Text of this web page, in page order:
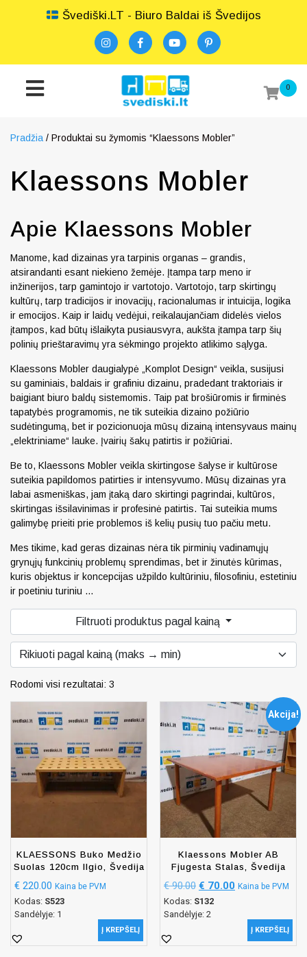
Švediški.LT - Biuro Baldai iš Švedijos
0
Pradžia / Produktai su žymomis “Klaessons Mobler”
Klaessons Mobler
Apie Klaessons Mobler
Manome, kad dizainas yra tarpinis organas – grandis,
atsirandanti esant niekieno žemėje. Įtampa tarp meno ir
inžinerijos, tarp gamintojo ir vartotojo. Vartotojo, tarp skirtingų
kultūrų, tarp tradicijos ir inovacijų, racionalumas ir intuicija, logika
ir emocijos. Kaip ir laidų vedėjui, reikalaujančiam didelės vielos
įtampos, kad būtų išlaikyta pusiausvyra, aukšta įtampa tarp šių
polinių prieštaravimų yra sėkmingo projekto atlikimo sąlyga.
Klaessons Mobler daugialypė „Komplot Design“ veikla, susijusi
su gaminiais, baldais ir grafiniu dizainu, pradedant traktoriais ir
baigiant biuro baldų sistemomis. Taip pat brošiūromis ir firminės
tapatybės programomis, ne tik suteikia dizaino požiūrio
sudėtingumą, bet ir pozicionuoja mūsų dizainą intensyvaus mainų
„elektriniame“ lauke. Įvairių šakų patirtis ir požiūriai.
Be to, Klaessons Mobler veikla skirtingose ​​šalyse ir kultūrose
suteikia papildomos patirties ir intensyvumo. Mūsų dizainas yra
labai asmeniškas, jam įtaką daro skirtingi pagrindai, kultūros,
skirtingas išsilavinimas ir profesinė patirtis. Tai suteikia mums
galimybę prieiti prie problemos iš kelių pusių tuo pačiu metu.
Mes tikime, kad geras dizainas nėra tik pirminių vadinamųjų
grynųjų funkcinių problemų sprendimas, bet ir žinutės kūrimas,
kuris objektus ir koncepcijas užpildo kultūriniu, filosofiniu, estetiniu
ir poetiniu turiniu …
Filtruoti produktus pagal kainą
Rodomi visi rezultatai: 3
KLAESSONS Buko Medžio
Suolas 120cm Ilgio, Švedija
€ 220.00 Kaina be PVM
Kodas: S523
Sandėlyje: 1
Į KREPŠELĮ
Akcija!
Klaessons Mobler AB
Fjugesta Stalas, Švedija
€90.00 € 70.00 Kaina be PVM
Kodas: S132
Sandėlyje: 2
Į KREPŠELĮ